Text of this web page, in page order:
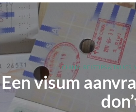
CHINA, REISTIPS & TRUCS,
Een visum